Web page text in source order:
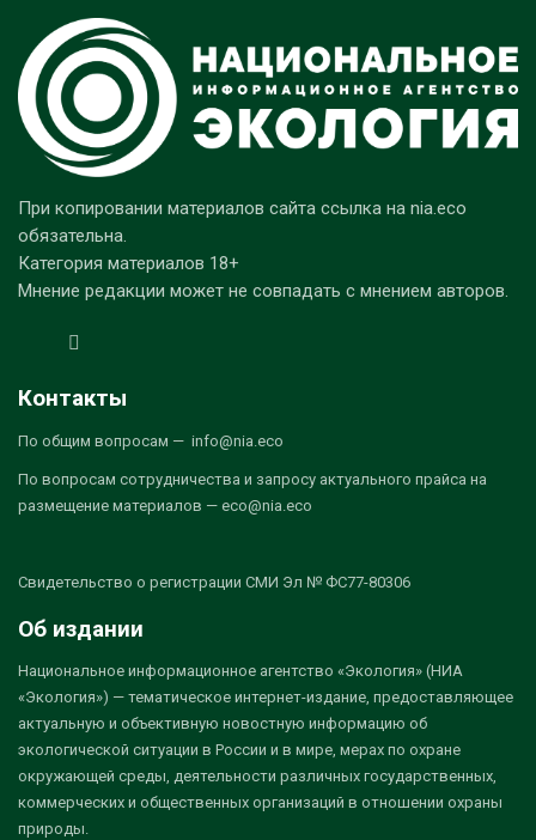
При копировании материалов сайта ссылка на nia.eco
обязательна.
Категория материалов 18+
Мнение редакции может не совпадать с мнением авторов.
Контакты
По общим вопросам — info@nia.eco
По вопросам сотрудничества и запросу актуального прайса на
размещение материалов — eco@nia.eco
Свидетельство о регистрации СМИ Эл № ФС77-80306
Об издании
Национальное информационное агентство «Экология» (НИА
«Экология») — тематическое интернет-издание, предоставляющее
актуальную и объективную новостную информацию об
экологической ситуации в России и в мире, мерах по охране
окружающей среды, деятельности различных государственных,
коммерческих и общественных организаций в отношении охраны
природы.